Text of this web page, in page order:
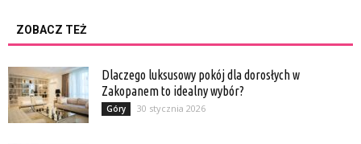
ZOBACZ TEŻ
Dlaczego luksusowy pokój dla dorosłych w
Zakopanem to idealny wybór?
Góry 30 stycznia 2026